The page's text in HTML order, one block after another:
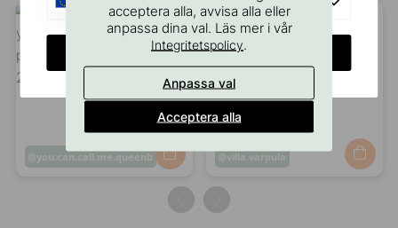
Inlägg
you.can.call.me.queenb
Inlägg
villa.varpula
acceptera alla, avvisa alla eller
anpassa dina val. Läs mer i vår
Integritetspolicy.
Anpassa val
Acceptera alla
CHANGE COUNTRY